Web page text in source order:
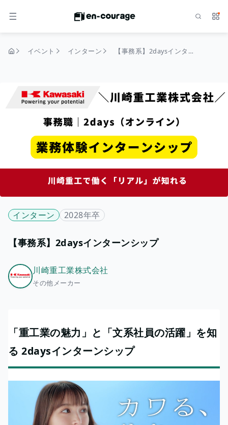
メニュー サ
イベント インターン 【事務系】2daysインターンシップ
インターン 2028年卒
【事務系】2daysインターンシップ
川崎重工業株式会社
その他メーカー
「重工業の魅力」と「文系社員の活躍」を知
る 2daysインターンシップ